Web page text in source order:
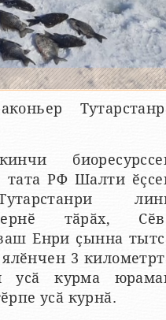
тата РФ Шалти
тӑрӑх,
Енри ҫынна
3
усӑ курма
усӑ курнӑ.